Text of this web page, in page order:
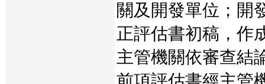
關及開發單位；開
正評估書初稿，作
主管機關依審查結